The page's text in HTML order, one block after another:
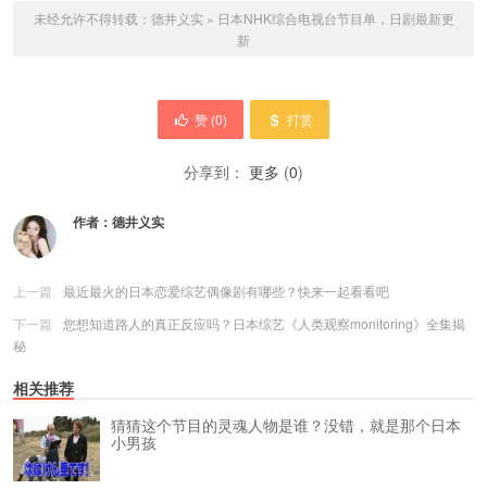
未经允许不得转载： 德井义实 » 日本NHK综合电视台节目单，日剧最新更
新
赞 (0) 打赏
分享到： 更多 (0)
作者： 德井义实
上一篇
最近最火的日本恋爱综艺偶像剧有哪些？快来一起看看吧
下一篇
您想知道路人的真正反应吗？日本综艺《人类观察monitoring》全集揭
秘
相关推荐
猜猜这个节目的灵魂人物是谁？没错，就是那个日本
小男孩